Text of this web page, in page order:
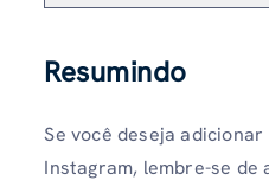
Resumindo
Se você deseja
Instagram, lembre-se de